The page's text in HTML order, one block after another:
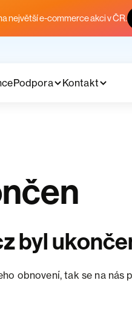
největší e-commerce akci v ČR.
Podpora Kontakt
byl
obnovení, tak se na nás